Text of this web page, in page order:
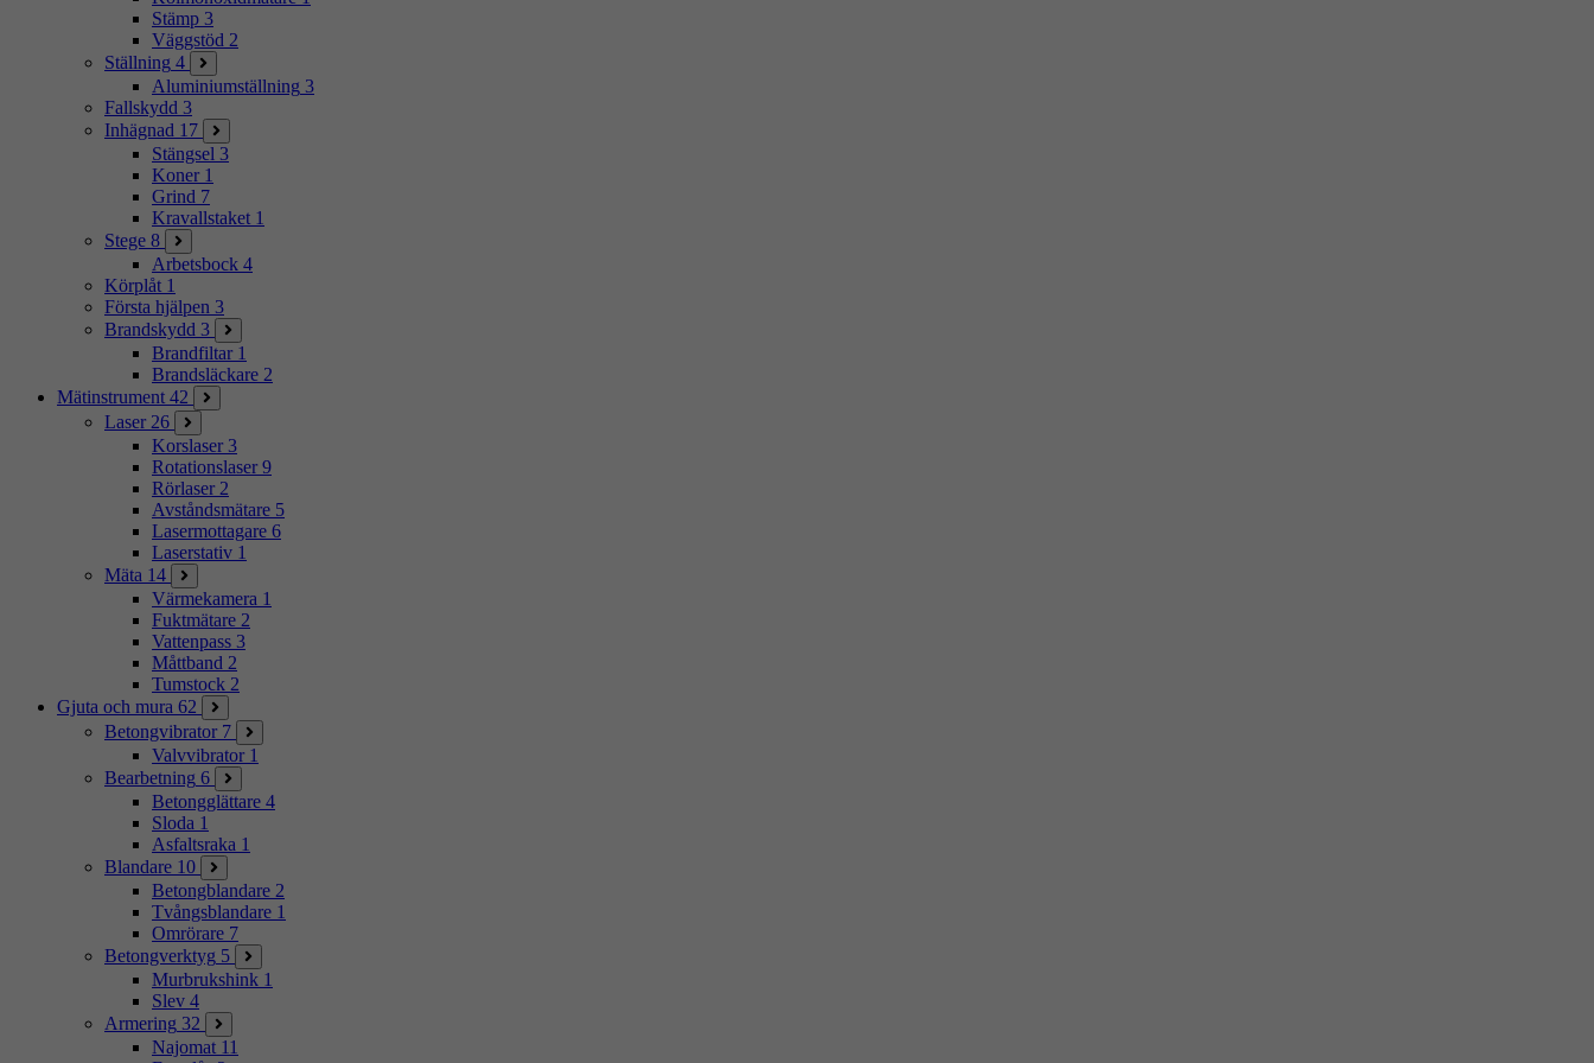
Stämp 3
Väggstöd 2
Ställning 4
Aluminiumställning 3
Fallskydd 3
Inhägnad 17
Stängsel 3
Koner 1
Grind 7
Kravallstaket 1
Stege 8
Arbetsbock 4
Körplåt 1
Första hjälpen 3
Brandskydd 3
Brandfiltar 1
Brandsläckare 2
Mätinstrument 42
Laser 26
Korslaser 3
Rotationslaser 9
Rörlaser 2
Avståndsmätare 5
Lasermottagare 6
Laserstativ 1
Mäta 14
Värmekamera 1
Fuktmätare 2
Vattenpass 3
Måttband 2
Tumstock 2
Gjuta och mura 62
Betongvibrator 7
Valvvibrator 1
Bearbetning 6
Betongglättare 4
Sloda 1
Asfaltsraka 1
Blandare 10
Betongblandare 2
Tvångsblandare 1
Omrörare 7
Betongverktyg 5
Murbrukshink 1
Slev 4
Armering 32
Najomat 11